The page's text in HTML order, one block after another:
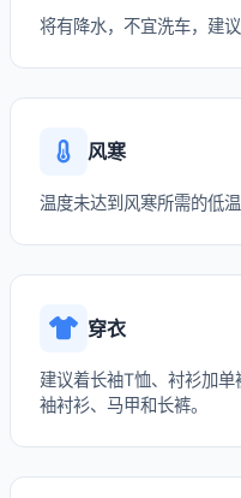
将有降水，不宜洗车，建议
风寒
温度未达到风寒所需的低
穿衣
建议着长袖T恤、衬衫加
袖衬衫、马甲和长裤。